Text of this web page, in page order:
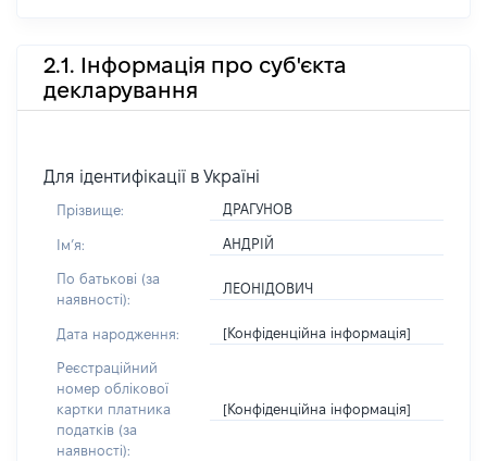
2.1. Інформація про суб'єкта
декларування
Для ідентифікації в Україні
Прізвище: ДРАГУНОВ
Імʼя: АНДРІЙ
По батькові (за
наявності):
ЛЕОНІДОВИЧ
Дата народження: [Конфіденційна інформація]
Реєстраційний
номер облікової
картки платника
податків (за
наявності):
[Конфіденційна інформація]